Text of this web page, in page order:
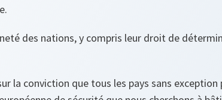
des nations, y compris leur droit de
la conviction que tous les pays sans